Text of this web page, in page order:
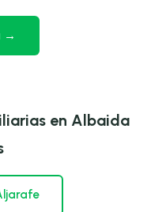
→
en Albaida